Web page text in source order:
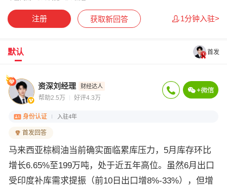
注册 获取新回答 1分钟入驻>
默认 首发
资深刘经理 财经达人
帮助2.5万 好评4.3万
身份认证 入驻4年
首发回答
马来西亚棕榈油当前确实面临累库压力，5月库存环比
增长6.65%至199万吨，处于近五年高位。虽然6月出口
受印度补库需求提振（前10日出口增8%-33%），但增